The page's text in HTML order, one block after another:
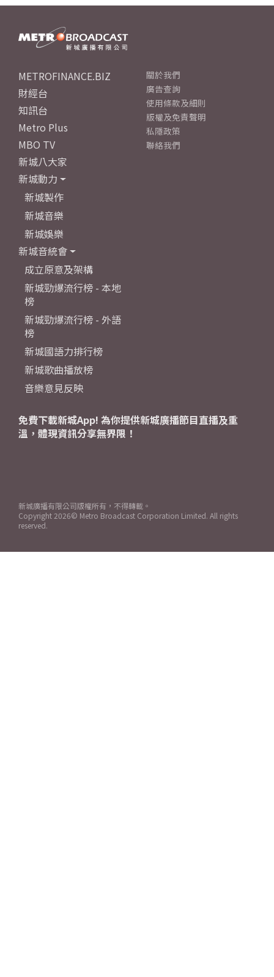
METROFINANCE.BIZ
財經台
知訊台
Metro Plus
MBO TV
新城八大家
新城動力
新城製作
新城音樂
新城娛樂
新城音統會
成立原意及架構
新城勁爆流行榜 - 本地
榜
新城勁爆流行榜 - 外語
榜
新城國語力排行榜
新城歌曲播放榜
音樂意見反映
關於我們
廣告查詢
使用條款及細則
版權及免責聲明
私隱政策
聯絡我們
免費下載新城App! 為你提供新城廣播節目直播及重
溫，體現資訊分享無界限！
新城廣播有限公司版權所有，不得轉載。
Copyright 2026© Metro Broadcast Corporation Limited. All rights
reserved.